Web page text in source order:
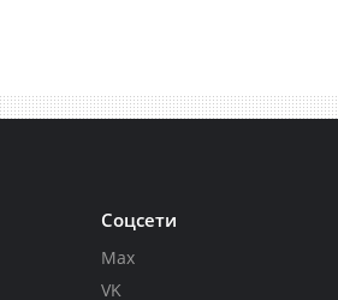
Соцсети
Max
VK